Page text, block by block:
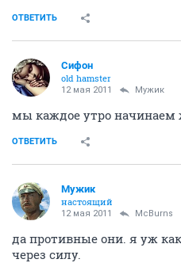
ОТВЕТИТЬ
Сифон
old hamster
12 мая 2011 Мужик
мы каждое утро начинаем
ОТВЕТИТЬ
Мужик
настоящий
12 мая 2011 McBurns
да противные они. я уж
через силу.